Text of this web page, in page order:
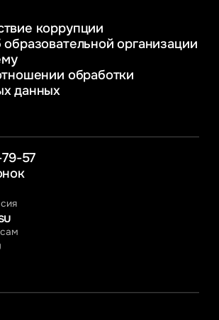
технологии в бизнесе
и программное
бизнес процессов
ресурсами
коррупции
организации
обработки
данных
57